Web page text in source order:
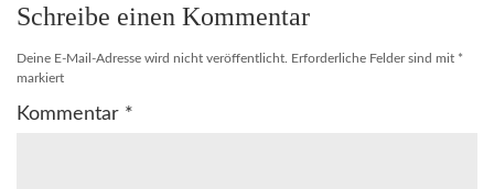
Schreibe einen Kommentar
Deine E-Mail-Adresse wird nicht veröffentlicht. Erforderliche Felder sind mit *
markiert
Kommentar *